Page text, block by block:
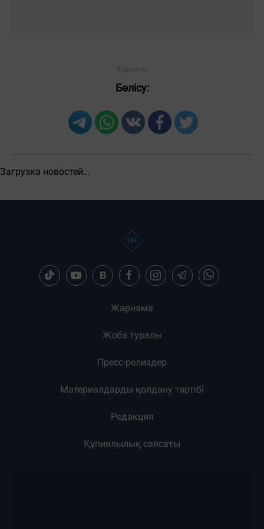
Бөлісу:
Загрузка новостей...
Жарнама
Жоба туралы
Пресс-релиздер
Материалдарды қолдану тәртібі
Редакция
Құпиялылық саясаты